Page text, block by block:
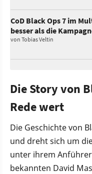
CoD Black Ops 7 im
besser als die
von Tobias Veltin
Die Story von
Rede wert
Die Geschichte von
und dreht sich um
unter ihrem
bekannten David